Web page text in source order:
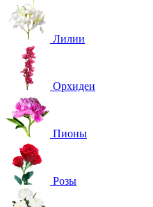
Лилии
Орхидеи
Пионы
Розы